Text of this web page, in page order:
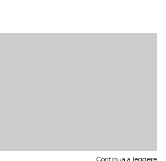
Continua a leggere